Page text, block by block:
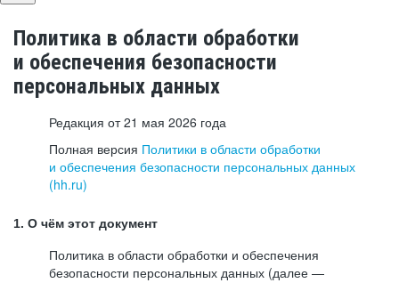
Политика в области обработки
и обеспечения безопасности
персональных данных
Редакция от 21 мая 2026 года
Полная версия Политики в области обработки
и обеспечения безопасности персональных данных
(hh.ru)
1. О чём этот документ
Политика в области обработки и обеспечения
безопасности персональных данных (далее —